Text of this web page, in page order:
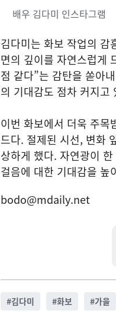
배우 김다미 인스타그램
김다미는 화보 작업의
면의 깊이를 자연스럽게
점 같다”는 감탄을 쏟아
의 기대감도 점차 커지고
이번 화보에서 더욱 주목
드다. 절제된 시선, 변화
상하게 했다. 자연광이
걸음에 대한 기대감을 높
bodo@mdaily.net
#김다미 #화보 #가을